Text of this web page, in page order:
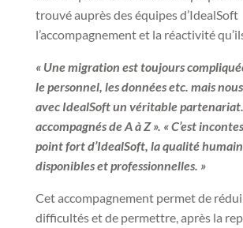
trouvé auprès des équipes d’IdealSoft
l’accompagnement et la réactivité
« Une migration est toujours
le personnel, les données etc. mais
avec IdealSoft un véritable
accompagnés de A à Z ». « C’est
point fort d’IdealSoft, la qualité
disponibles et professionnelles. »
Cet accompagnement permet de
difficultés et de permettre, après la